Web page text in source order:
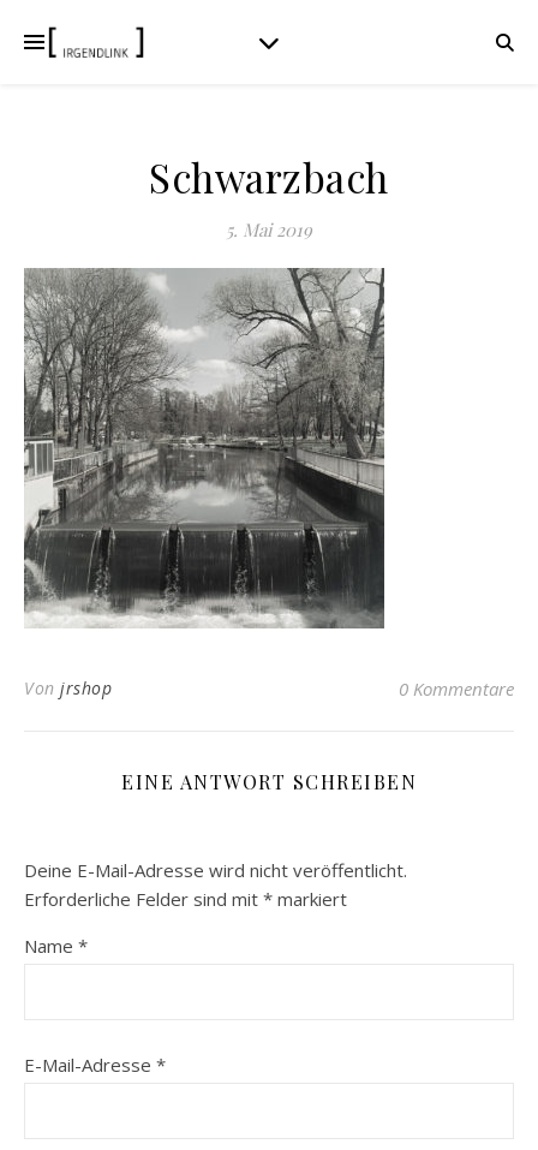
Schwarzbach
5. Mai 2019
Von jrshop 0 Kommentare
EINE ANTWORT SCHREIBEN
Deine E-Mail-Adresse wird nicht veröffentlicht.
Erforderliche Felder sind mit * markiert
Name *
E-Mail-Adresse *